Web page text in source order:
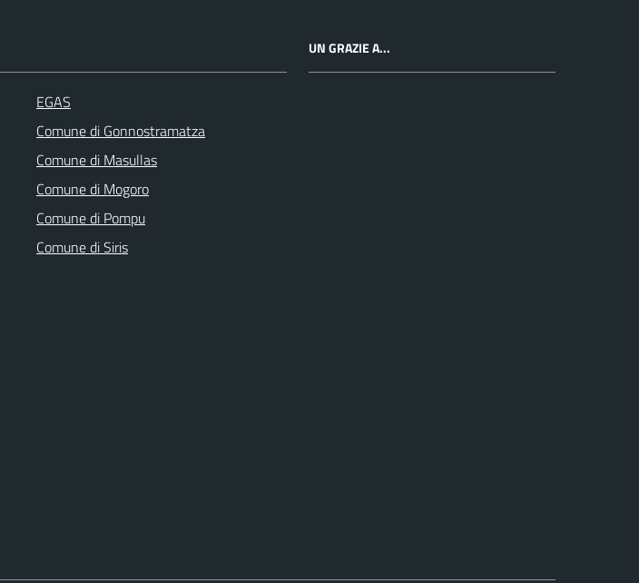
EGAS
Comune di Gonnostramatza
Comune di Masullas
Comune di Mogoro
Comune di Pompu
Comune di Siris
UN GRAZIE A...